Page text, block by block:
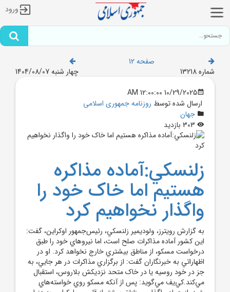
ورود
صفحه 12
شماره 13218
چهار شنبه 1404/08/07
10/29/2025 12:00:00 AM
ارسال شده توسط روزنامه جمهوری اسلامی
جهان
زلنسکي:آماده مذاکره
هستيم اما خاک خود را
واگذار نخواهيم کرد
به گزارش رويترز، ولوديمير زلنسکي، رئيس‌جمهور اوکراين، گفت:
اين کشور آماده مذاکرات صلح است، اما نيروهاي خود را طبق
درخواست مسکو، از مناطق بيشتري خارج نخواهد کرد. او در
اظهاراتي به خبرنگاران گفت: از برگزاري مذاکرات در هر جايي، به
جز در خود روسيه يا در خاک متحد نزديکش بلاروس، استقبال
مي‌کند.کي‌يف مي‌گويد: پس از آنکه مسکو روي خواسته‌هاي